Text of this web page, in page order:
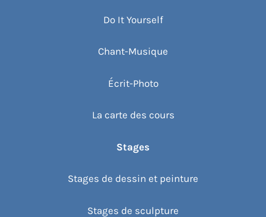
Do It Yourself
Chant-Musique
Écrit-Photo
La carte des cours
Stages
Stages de dessin et peinture
Stages de sculpture